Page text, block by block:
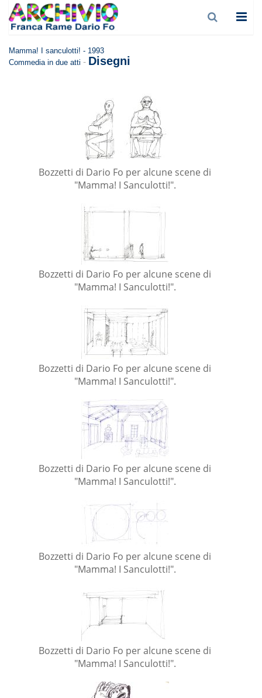
Mamma! I sanculotti! - 1993
Commedia in due atti - Disegni
Bozzetti di Dario Fo per alcune scene di
"Mamma! I Sanculotti!".
Bozzetti di Dario Fo per alcune scene di
"Mamma! I Sanculotti!".
Bozzetti di Dario Fo per alcune scene di
"Mamma! I Sanculotti!".
Bozzetti di Dario Fo per alcune scene di
"Mamma! I Sanculotti!".
Bozzetti di Dario Fo per alcune scene di
"Mamma! I Sanculotti!".
Bozzetti di Dario Fo per alcune scene di
"Mamma! I Sanculotti!".